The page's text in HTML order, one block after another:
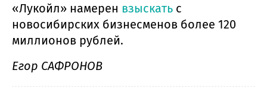
«Лукойл» намерен взыскать с
новосибирских бизнесменов более 120
миллионов рублей.
Егор САФРОНОВ